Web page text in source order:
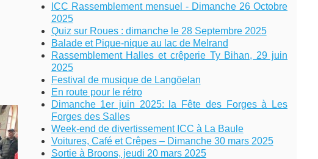
ICC Rassemblement mensuel - Dimanche 26 Octobre
2025
Quiz sur Roues : dimanche le 28 Septembre 2025
Balade et Pique-nique au lac de Melrand
Rassemblement Halles et crêperie Ty Bihan, 29 juin
2025
Festival de musique de Langöelan
En route pour le rétro
Dimanche 1er juin 2025: la Fête des Forges à Les
Forges des Salles
Week-end de divertissement ICC à La Baule
Voitures, Café et Crêpes – Dimanche 30 mars 2025
Sortie à Broons, jeudi 20 mars 2025